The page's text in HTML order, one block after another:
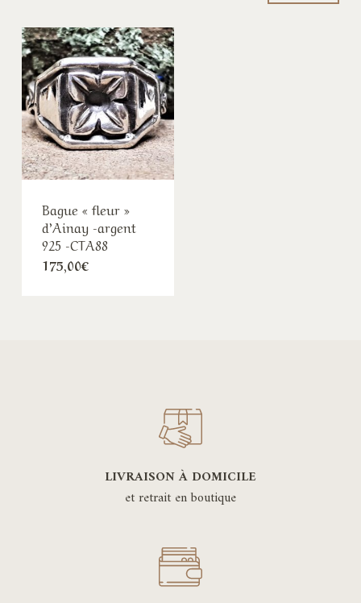
Bague « fleur »
d’Ainay -argent
925 -CTA88
175,00€
LIVRAISON À DOMICILE
et retrait en boutique